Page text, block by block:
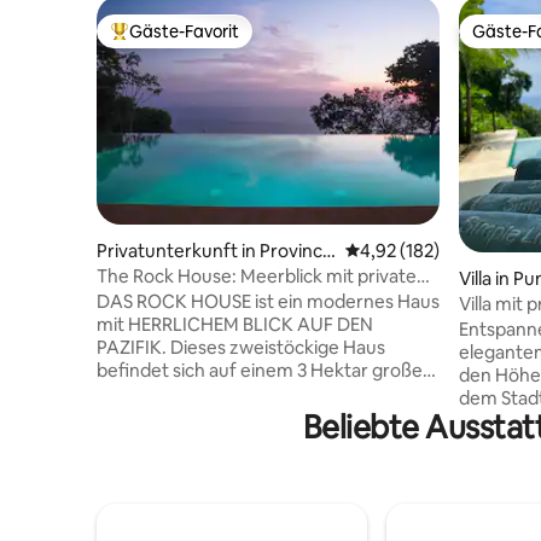
Beliebter Gäste-Favorit.
Gäste-Favorit
Privatunterkunft in Provincia
de Puntarenas
Durchschnittliche
4,92 (182)
The Rock House: Meerblick mit privatem
Infinity-Pool
DAS ROCK HOUSE ist ein modernes Haus
mit HERRLICHEM BLICK AUF DEN
PAZIFIK. Dieses zweistöckige Haus
befindet sich auf einem 3 Hektar großen
Dschungel und bietet eine sehr PRIVATE
und RUHIGE Kulisse für deinen
Gäste-
Gäste-
Villa in
Villa mit
Cobano
den
dem
Stränden
Beliebte